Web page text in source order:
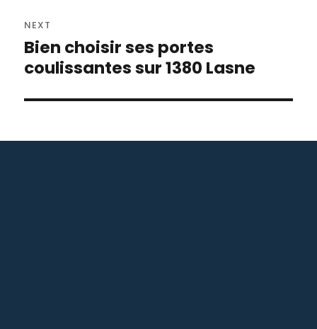
R
A
T
V
de
l’article
NEXT
Next
post:
Bien choisir ses portes
coulissantes sur 1380 Lasne